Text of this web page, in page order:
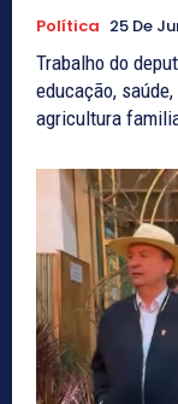
Política 25 De
Trabalho do
educação,